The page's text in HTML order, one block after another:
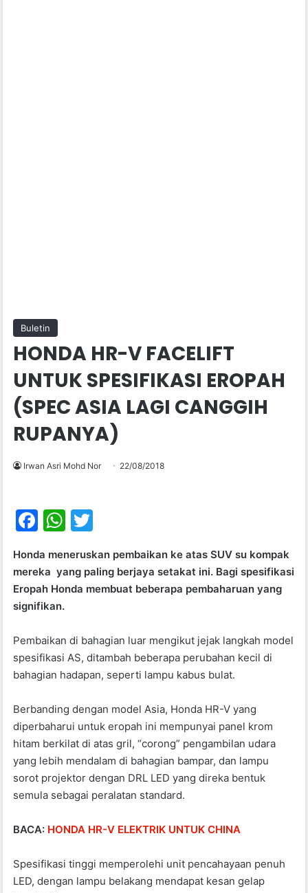
Buletin
HONDA HR-V FACELIFT
UNTUK SPESIFIKASI EROPAH
(SPEC ASIA LAGI CANGGIH
RUPANYA)
Irwan Asri Mohd Nor 22/08/2018
F
c
e
b
o
o
k
W
at
s
p
p
itt
er
Honda meneruskan pembaikan ke atas SUV su kompak
mereka yang paling berjaya setakat ini. Bagi spesifikasi
Eropah Honda membuat beberapa pembaharuan yang
signifikan.
Pembaikan di bahagian luar mengikut jejak langkah model
spesifikasi AS, ditambah beberapa perubahan kecil di
bahagian hadapan, seperti lampu kabus bulat.
Berbanding dengan model Asia, Honda HR-V yang
diperbaharui untuk eropah ini mempunyai panel krom
hitam berkilat di atas gril, “corong” pengambilan udara
yang lebih mendalam di bahagian bampar, dan lampu
sorot projektor dengan DRL LED yang direka bentuk
semula sebagai peralatan standard.
BACA: HONDA HR-V ELEKTRIK UNTUK CHINA
Spesifikasi tinggi memperolehi unit pencahayaan penuh
LED, dengan lampu belakang mendapat kesan gelap